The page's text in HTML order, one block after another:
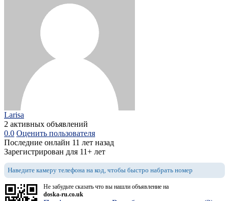
Larisa
2 активных объявлений
0.0 Оценить пользователя
Последние онлайн 11 лет назад
Зарегистрирован для 11+ лет
Наведите камеру телефона на код, чтобы быстро набрать номер
Не забудьте сказать что вы нашли объявление на
doska-ru.co.uk